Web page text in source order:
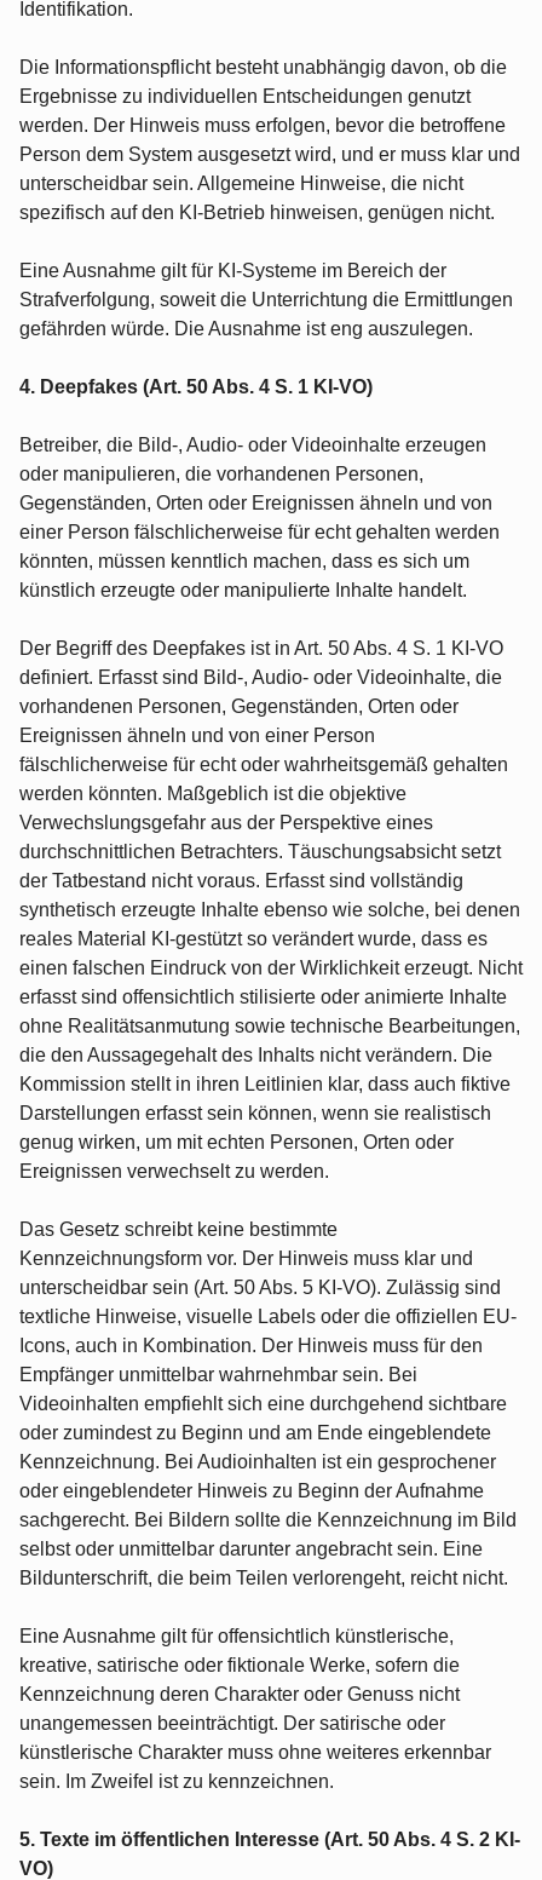
Identifikation.
Die Informationspflicht besteht unabhängig davon, ob die
Ergebnisse zu individuellen Entscheidungen genutzt
werden. Der Hinweis muss erfolgen, bevor die betroffene
Person dem System ausgesetzt wird, und er muss klar und
unterscheidbar sein. Allgemeine Hinweise, die nicht
spezifisch auf den KI-Betrieb hinweisen, genügen nicht.
Eine Ausnahme gilt für KI-Systeme im Bereich der
Strafverfolgung, soweit die Unterrichtung die Ermittlungen
gefährden würde. Die Ausnahme ist eng auszulegen.
4. Deepfakes (Art. 50 Abs. 4 S. 1 KI-VO)
Betreiber, die Bild-, Audio- oder Videoinhalte erzeugen
oder manipulieren, die vorhandenen Personen,
Gegenständen, Orten oder Ereignissen ähneln und von
einer Person fälschlicherweise für echt gehalten werden
könnten, müssen kenntlich machen, dass es sich um
künstlich erzeugte oder manipulierte Inhalte handelt.
Der Begriff des Deepfakes ist in Art. 50 Abs. 4 S. 1 KI-VO
definiert. Erfasst sind Bild-, Audio- oder Videoinhalte, die
vorhandenen Personen, Gegenständen, Orten oder
Ereignissen ähneln und von einer Person
fälschlicherweise für echt oder wahrheitsgemäß gehalten
werden könnten. Maßgeblich ist die objektive
Verwechslungsgefahr aus der Perspektive eines
durchschnittlichen Betrachters. Täuschungsabsicht setzt
der Tatbestand nicht voraus. Erfasst sind vollständig
synthetisch erzeugte Inhalte ebenso wie solche, bei denen
reales Material KI-gestützt so verändert wurde, dass es
einen falschen Eindruck von der Wirklichkeit erzeugt. Nicht
erfasst sind offensichtlich stilisierte oder animierte Inhalte
ohne Realitätsanmutung sowie technische Bearbeitungen,
die den Aussagegehalt des Inhalts nicht verändern. Die
Kommission stellt in ihren Leitlinien klar, dass auch fiktive
Darstellungen erfasst sein können, wenn sie realistisch
genug wirken, um mit echten Personen, Orten oder
Ereignissen verwechselt zu werden.
Das Gesetz schreibt keine bestimmte
Kennzeichnungsform vor. Der Hinweis muss klar und
unterscheidbar sein (Art. 50 Abs. 5 KI-VO). Zulässig sind
textliche Hinweise, visuelle Labels oder die offiziellen EU-
Icons, auch in Kombination. Der Hinweis muss für den
Empfänger unmittelbar wahrnehmbar sein. Bei
Videoinhalten empfiehlt sich eine durchgehend sichtbare
oder zumindest zu Beginn und am Ende eingeblendete
Kennzeichnung. Bei Audioinhalten ist ein gesprochener
oder eingeblendeter Hinweis zu Beginn der Aufnahme
sachgerecht. Bei Bildern sollte die Kennzeichnung im Bild
selbst oder unmittelbar darunter angebracht sein. Eine
Bildunterschrift, die beim Teilen verlorengeht, reicht nicht.
Eine Ausnahme gilt für offensichtlich künstlerische,
kreative, satirische oder fiktionale Werke, sofern die
Kennzeichnung deren Charakter oder Genuss nicht
unangemessen beeinträchtigt. Der satirische oder
künstlerische Charakter muss ohne weiteres erkennbar
sein. Im Zweifel ist zu kennzeichnen.
5. Texte im öffentlichen Interesse (Art. 50 Abs. 4 S. 2 KI-
VO)